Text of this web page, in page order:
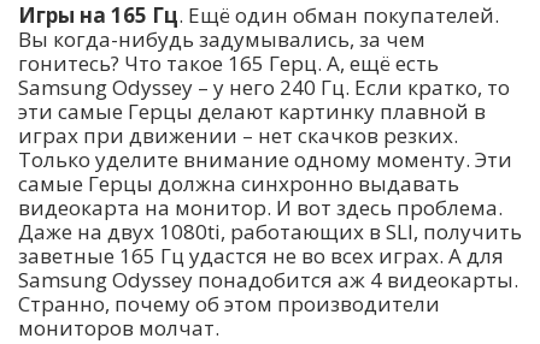
Игры на 165 Гц. Ещё один обман покупателей.
Вы когда-нибудь задумывались, за чем
гонитесь? Что такое 165 Герц. А, ещё есть
Samsung Odyssey – у него 240 Гц. Если кратко, то
эти самые Герцы делают картинку плавной в
играх при движении – нет скачков резких.
Только уделите внимание одному моменту. Эти
самые Герцы должна синхронно выдавать
видеокарта на монитор. И вот здесь проблема.
Даже на двух 1080ti, работающих в SLI, получить
заветные 165 Гц удастся не во всех играх. А для
Samsung Odyssey понадобится аж 4 видеокарты.
Странно, почему об этом производители
мониторов молчат.